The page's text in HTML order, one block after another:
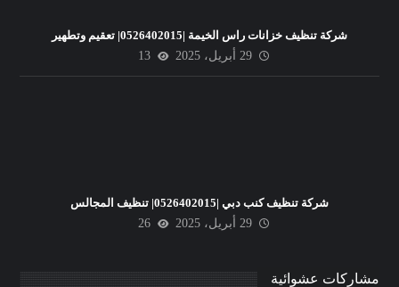
شركة تنظيف خزانات راس الخيمة |0526402015| تعقيم وتطهير
29 أبريل، 2025
13
شركة تنظيف كنب دبي |0526402015| تنظيف المجالس
29 أبريل، 2025
26
مشاركات عشوائية